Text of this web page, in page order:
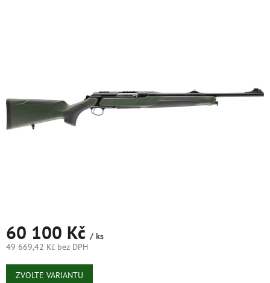
60 100 Kč / ks
49 669,42 Kč bez DPH
Měrná
cena:
ZVOLTE VARIANTU